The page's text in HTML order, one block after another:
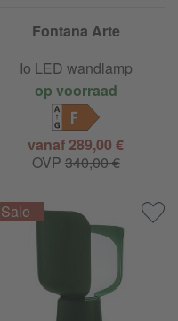
Fontana Arte
Io LED wandlamp
op voorraad
F
vanaf 289,00 €
OVP 340,00 €